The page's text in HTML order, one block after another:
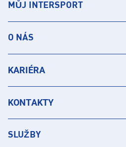
MŮJ INTERSPORT
O NÁS
KARIÉRA
KONTAKTY
SLUŽBY